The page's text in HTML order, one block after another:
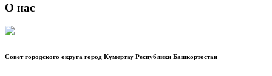
О нас
Совет городского округа город Кумертау Республики Башкортостан